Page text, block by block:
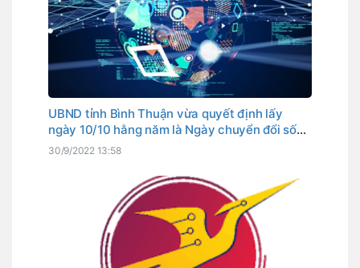
UBND tỉnh Bình Thuận vừa quyết định lấy
ngày 10/10 hằng năm là Ngày chuyển đổi số
tỉnh. Đây cũng là ngày Thủ tướng Chính phủ
30/9/2022 13:58